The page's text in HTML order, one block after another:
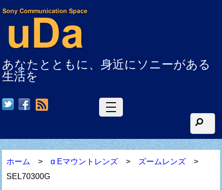
あなたとともに、身近にソニーがある
生活を
ホーム >α Eマウントレンズ > ズームレンズ >
SEL70300G